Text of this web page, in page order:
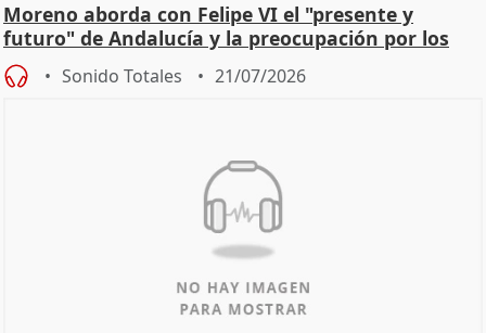
Moreno aborda con Felipe VI el "presente y
futuro" de Andalucía y la preocupación por los
incendios
Sonido Totales 21/07/2026